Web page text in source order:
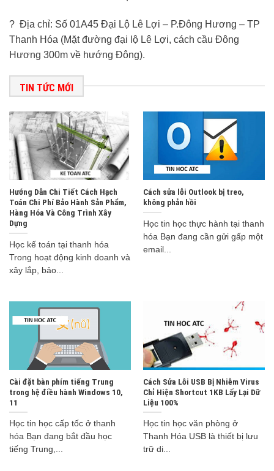
? Địa chỉ: Số 01A45 Đại Lộ Lê Lợi – P.Đông Hương – TP
Thanh Hóa (Mặt đường đại lộ Lê Lợi, cách cầu Đông
Hương 300m về hướng Đông).
TIN TỨC MỚI
Hướng Dẫn Chi Tiết Cách Hạch
Toán Chi Phí Bảo Hành Sản Phẩm,
Hàng Hóa Và Công Trình Xây
Dựng
Học kế toán tại thanh hóa
Trong hoạt động kinh doanh và
xây lắp, bảo...
Cách sửa lỗi Outlook bị treo,
không phản hồi
Học tin học thực hành tại thanh
hóa Bạn đang cần gửi gấp một
email...
Cài đặt bàn phím tiếng Trung
trong hệ điều hành Windows 10,
11
Học tin học cấp tốc ở thanh
hóa Bạn đang bắt đầu học
tiếng Trung,...
Cách Sửa Lỗi USB Bị Nhiễm Virus
Chỉ Hiện Shortcut 1KB Lấy Lại Dữ
Liệu 100%
Học tin học văn phòng ở
Thanh Hóa USB là thiết bị lưu
trữ di...